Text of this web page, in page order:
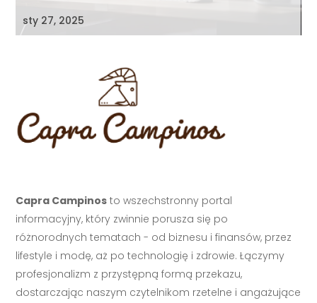
sty 27, 2025
Capra Campinos to wszechstronny portal
informacyjny, który zwinnie porusza się po
różnorodnych tematach - od biznesu i finansów, przez
lifestyle i modę, aż po technologię i zdrowie. Łączymy
profesjonalizm z przystępną formą przekazu,
dostarczając naszym czytelnikom rzetelne i angażujące